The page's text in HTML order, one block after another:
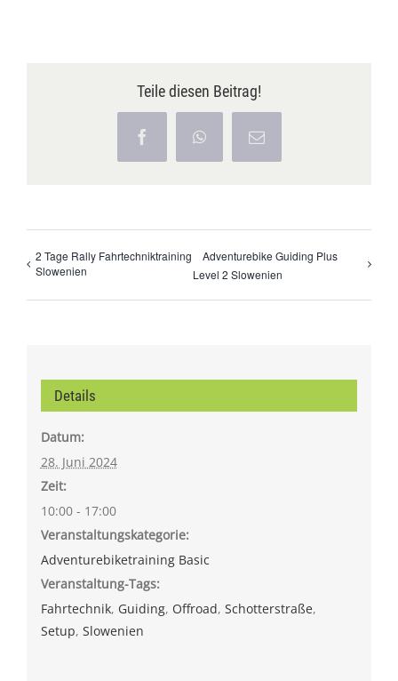
Teile diesen Beitrag!
FacebookWhatsApp
E-
Mail
2 Tage Rally Fahrtechniktraining
Slowenien
Adventurebike Guiding Plus
Level 2 Slowenien
Details
Datum:
28. Juni 2024
Zeit:
10:00 - 17:00
Veranstaltungskategorie:
Adventurebiketraining Basic
Veranstaltung-Tags:
Fahrtechnik, Guiding, Offroad, Schotterstraße,
Setup, Slowenien